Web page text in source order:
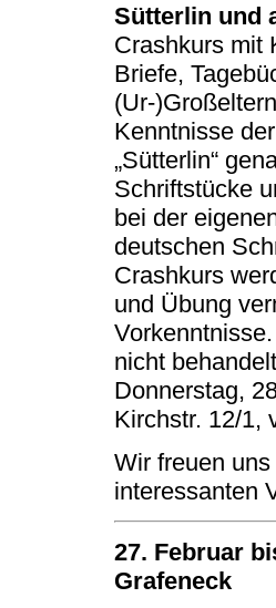
Sütterlin und
Crashkurs mit
Briefe,
(Ur-
Kenntnisse
„Sütterlin“
Schriftstücke
bei der
deutschen
Crashkurs
und Übung
nicht
Donnerstag,
Kirchstr. 12/1,
Wir freuen
interessanten
27. Februar
Grafeneck